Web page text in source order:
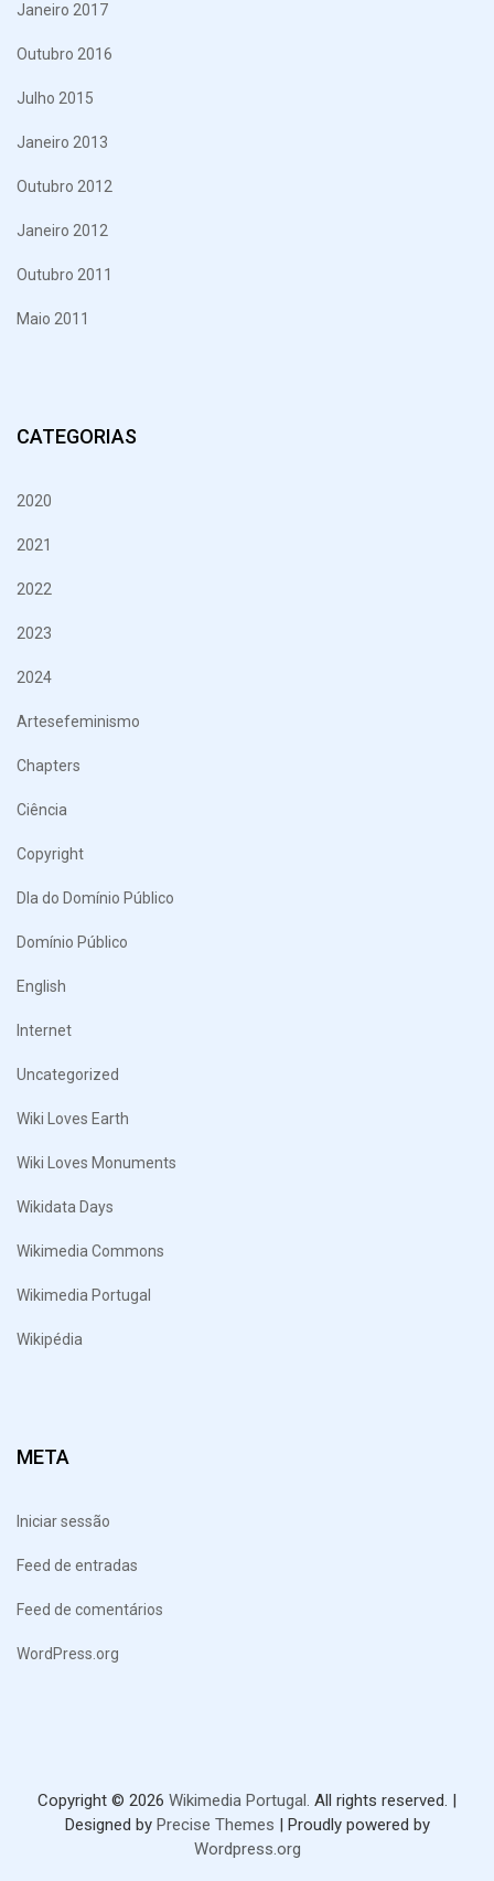
Janeiro 2017
Outubro 2016
Julho 2015
Janeiro 2013
Outubro 2012
Janeiro 2012
Outubro 2011
Maio 2011
CATEGORIAS
2020
2021
2022
2023
2024
Artesefeminismo
Chapters
Ciência
Copyright
DIa do Domínio Público
Domínio Público
English
Internet
Uncategorized
Wiki Loves Earth
Wiki Loves Monuments
Wikidata Days
Wikimedia Commons
Wikimedia Portugal
Wikipédia
META
Iniciar sessão
Feed de entradas
Feed de comentários
WordPress.org
Copyright © 2026 Wikimedia Portugal. All rights reserved. |
Designed by Precise Themes | Proudly powered by
Wordpress.org